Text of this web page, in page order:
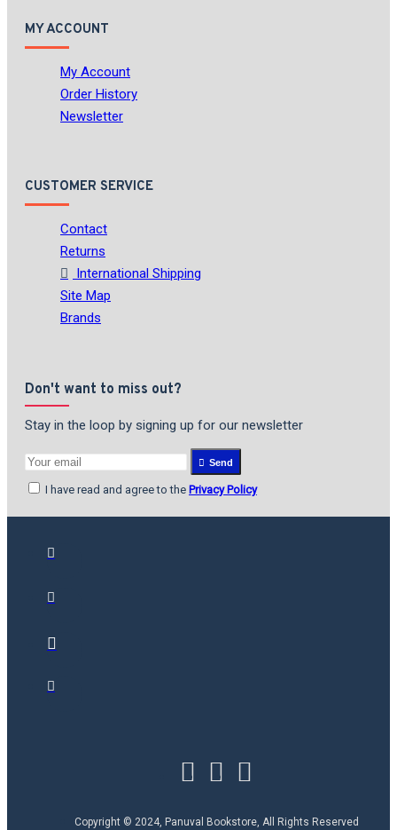
MY ACCOUNT
My Account
Order History
Newsletter
CUSTOMER SERVICE
Contact
Returns
International Shipping
Site Map
Brands
Don't want to miss out?
Stay in the loop by signing up for our newsletter
Send
I have read and agree to the Privacy Policy
Copyright © 2024, Panuval Bookstore, All Rights Reserved